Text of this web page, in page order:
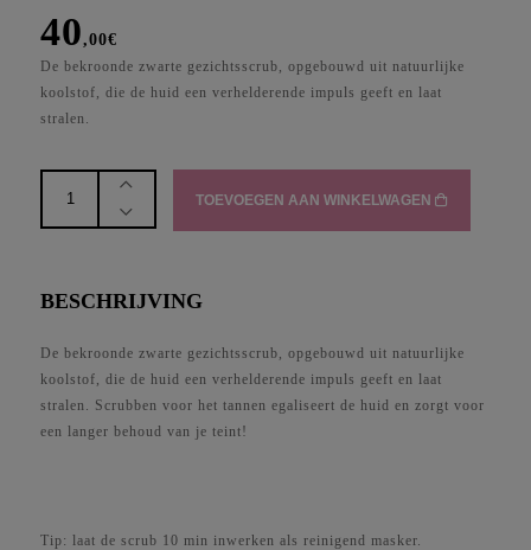
40,00€
De bekroonde zwarte gezichtsscrub, opgebouwd uit natuurlijke
koolstof, die de huid een verhelderende impuls geeft en laat
stralen.
Exfoliator
-
aantal
TOEVOEGEN AAN WINKELWAGEN
BESCHRIJVING
De bekroonde zwarte gezichtsscrub, opgebouwd uit natuurlijke
koolstof, die de huid een verhelderende impuls geeft en laat
stralen. Scrubben voor het tannen egaliseert de huid en zorgt voor
een langer behoud van je teint!
Tip: laat de scrub 10 min inwerken als reinigend masker.